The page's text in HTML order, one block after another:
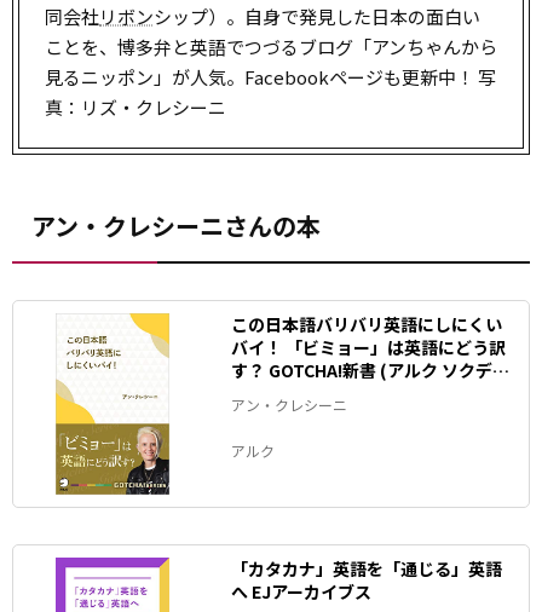
同会社リボンシップ）。自身で発見した日本の面白い
ことを、博多弁と英語でつづるブログ「アンちゃんから
見るニッポン」が人気。Facebookページも更新中！ 写
真：リズ・クレシーニ
アン・クレシーニさんの本
この日本語バリバリ英語にしにくい
バイ！ 「ビミョー」は英語にどう訳
す？ GOTCHA!新書 (アルク ソクデジ
BOOKS)
アン・クレシーニ
アルク
「カタカナ」英語を「通じる」英語
へ EJアーカイブス